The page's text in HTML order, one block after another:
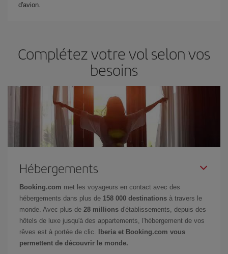
d'avion.
Complétez votre vol selon vos
besoins
Hébergements
Booking.com met les voyageurs en contact avec des
hébergements dans plus de 158 000 destinations à travers le
monde. Avec plus de 28 millions d'établissements, depuis des
hôtels de luxe jusqu'à des appartements, l'hébergement de vos
rêves est à portée de clic.
Iberia et Booking.com vous
permettent de découvrir le monde.